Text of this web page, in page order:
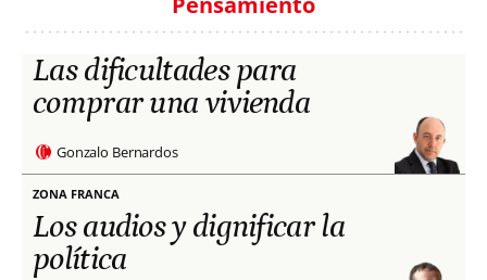
Las dificultades para
comprar una vivienda
Gonzalo Bernardos
ZONA FRANCA
Los audios y dignificar la
política